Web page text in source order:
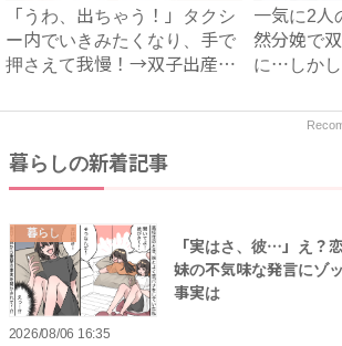
「うわ、出ちゃう！」タクシ
ー内でいきみたくなり、手で
押さえて我慢！→双子出産で
一気に2人
然分娩で
に…しか
暮らしの新着記事
暮らし
「実はさ、彼…」え？
妹の不気味な発言にゾ
事実は
2026/08/06 16:35